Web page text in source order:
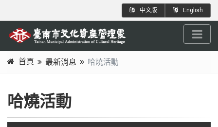
到
主
內
塊
中文版 English
首頁 最新消息
哈燒活動
哈燒活動